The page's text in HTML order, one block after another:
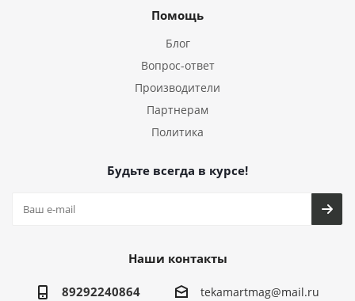
Помощь
Блог
Вопрос-ответ
Производители
Партнерам
Политика
Будьте всегда в курсе!
Наши контакты
89292240864 tekamartmag@mail.ru